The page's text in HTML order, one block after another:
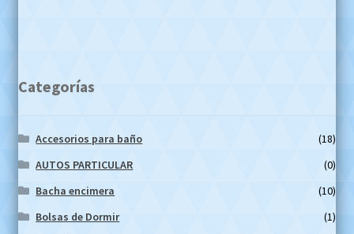
Categorías
Accesorios para baño
(18)
AUTOS PARTICULAR
(0)
Bacha encimera
(10)
Bolsas de Dormir
(1)